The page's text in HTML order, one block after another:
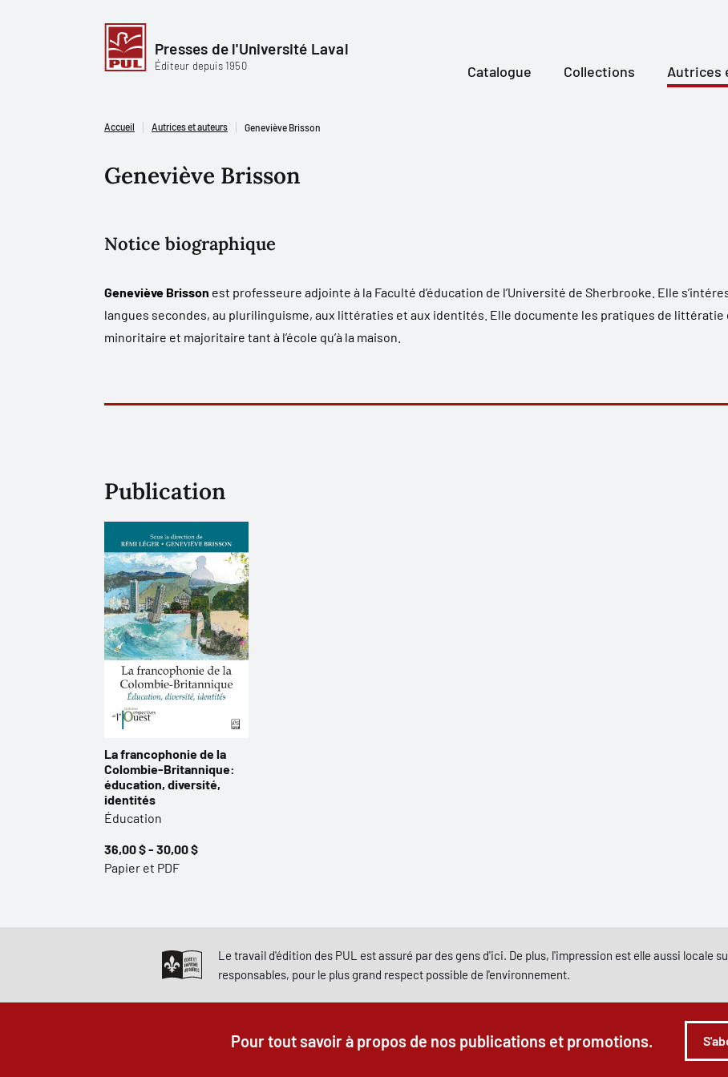
Presses de l'Université Laval
Éditeur depuis 1950 Catalogue Collections Autrices
Accueil Autrices et auteurs Geneviève Brisson
Geneviève Brisson
Notice biographique
Geneviève Brisson est professeure adjointe à la Faculté d’éducation de l’Université de Sherbrooke. Elle
langues secondes, au plurilinguisme, aux littératies et aux identités. Elle documente les pratiques de
minoritaire et majoritaire tant à l’école qu’à la maison.
Publication
La francophonie de la
Colombie-Britannique:
éducation, diversité,
identités
Éducation
36,00 $ - 30,00 $
Papier et PDF
Le travail d'édition des PUL est assuré par des gens d'ici. De plus, l'impression est elle aussi locale
responsables, pour le plus grand respect possible de l'environnement.
Pour tout savoir à propos de nos publications et promotions.